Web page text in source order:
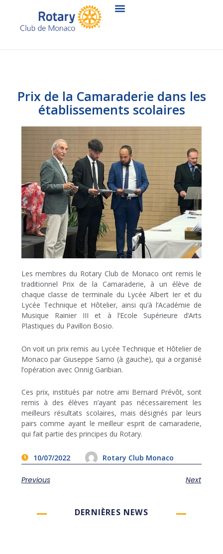
contenu
Prix de la Camaraderie dans les
établissements scolaires
Les membres du Rotary Club de Monaco ont remis le
traditionnel Prix de la Camaraderie, à un élève de
chaque classe de terminale du Lycée Albert Ier et du
Lycée Technique et Hôtelier, ainsi qu’à l’Académie de
Musique Rainier III et à l’Ecole Supérieure d’Arts
Plastiques du Pavillon Bosio.
On voit un prix remis au Lycée Technique et Hôtelier de
Monaco par Giuseppe Sarno (à gauche), qui a organisé
l’opération avec Onnig Garibian.
Ces prix, institués par notre ami Bernard Prévôt, sont
remis à des élèves n’ayant pas nécessairement les
meilleurs résultats scolaires, mais désignés par leurs
pairs comme ayant le meilleur esprit de camaraderie,
qui fait partie des principes du Rotary.
10/07/2022 Rotary Club Monaco
Previous Next
DERNIÈRES NEWS